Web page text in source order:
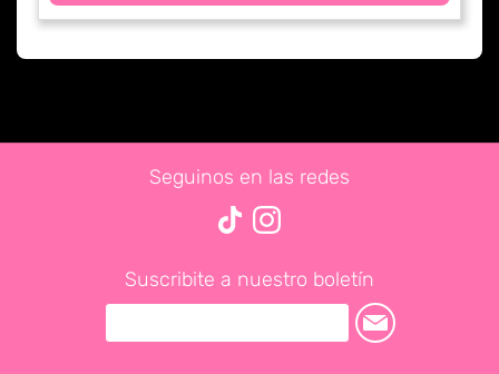
Seguinos en las redes
Suscribite a nuestro boletín